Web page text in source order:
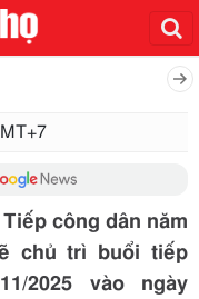
công dân năm
chủ trì buổi tiếp
2025 vào ngày